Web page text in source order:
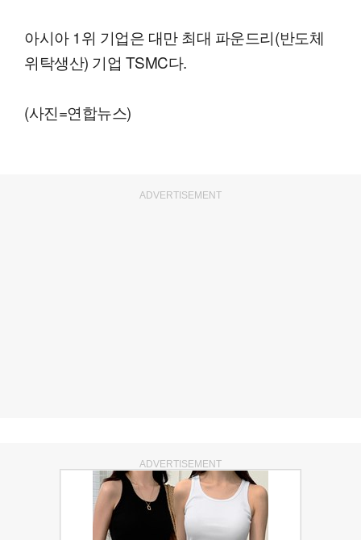
아시아 1위 기업은 대만 최대 파운드리(반도체
위탁생산) 기업 TSMC다.
(사진=연합뉴스)
ADVERTISEMENT
ADVERTISEMENT